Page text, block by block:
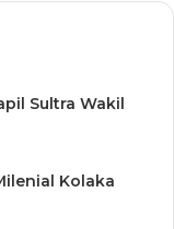
Sultra Wakil
Kolaka